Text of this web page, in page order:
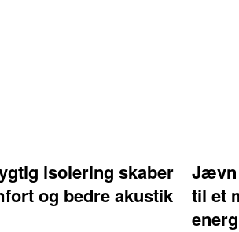
isolering skaber
og bedre akustik
Jævn
til et